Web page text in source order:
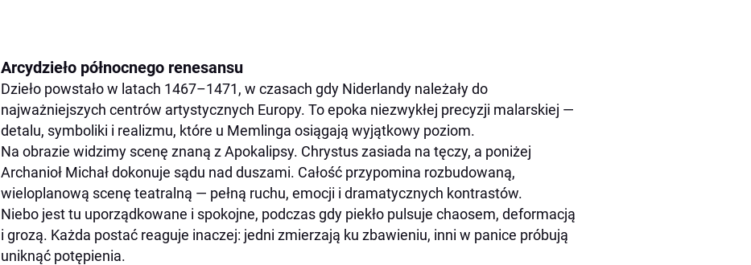
Arcydzieło północnego renesansu
Dzieło powstało w latach 1467–1471, w czasach gdy Niderlandy należały do
najważniejszych centrów artystycznych Europy. To epoka niezwykłej precyzji malarskiej —
detalu, symboliki i realizmu, które u Memlinga osiągają wyjątkowy poziom.
Na obrazie widzimy scenę znaną z Apokalipsy. Chrystus zasiada na tęczy, a poniżej
Archanioł Michał dokonuje sądu nad duszami. Całość przypomina rozbudowaną,
wieloplanową scenę teatralną — pełną ruchu, emocji i dramatycznych kontrastów.
Niebo jest tu uporządkowane i spokojne, podczas gdy piekło pulsuje chaosem, deformacją
i grozą. Każda postać reaguje inaczej: jedni zmierzają ku zbawieniu, inni w panice próbują
uniknąć potępienia.